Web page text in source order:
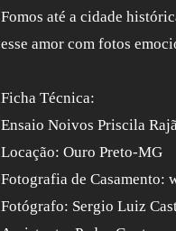
Fomos até a cidade
esse amor com fotos
Ficha Técnica:
Ensaio Noivos Priscila
Locação: Ouro Preto-MG
Fotografia de Casamento:
Fotógrafo: Sergio Luiz